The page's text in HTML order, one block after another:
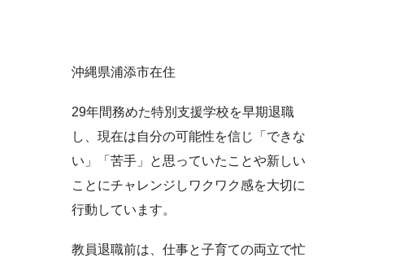
沖縄県浦添市在住
29年間務めた特別支援学校を早期退職
し、現在は自分の可能性を信じ「できな
い」「苦手」と思っていたことや新しい
ことにチャレンジしワクワク感を大切に
行動しています。
教員退職前は、仕事と子育ての両立で忙